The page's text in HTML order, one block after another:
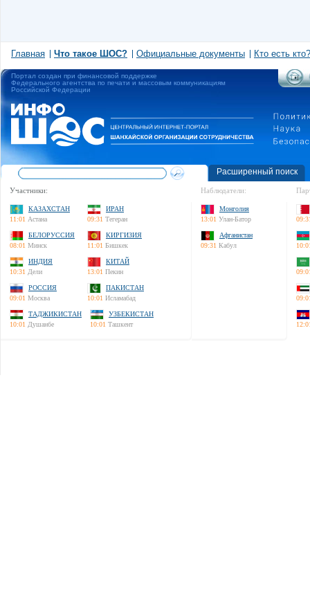
Главная Что такое ШОС? Официальные документы Кто есть кто?
Портал создан при финансовой поддержке
Федерального агентства по печати и массовым коммуникациям
Российской Федерации
Расширенный поиск
Участники:
КАЗАХСТАН
11:01 Астана
ИРАН
09:31 Тегеран
БЕЛОРУССИЯ
08:01 Минск
КИРГИЗИЯ
11:01 Бишкек
ИНДИЯ
10:31 Дели
КИТАЙ
13:01 Пекин
РОССИЯ
09:01 Москва
ПАКИСТАН
10:01 Исламабад
ТАДЖИКИСТАН
10:01 Душанбе
УЗБЕКИСТАН
10:01 Ташкент
Наблюдатели:
Монголия
13:01 Улан-Батор
Афганистан
09:31 Кабул